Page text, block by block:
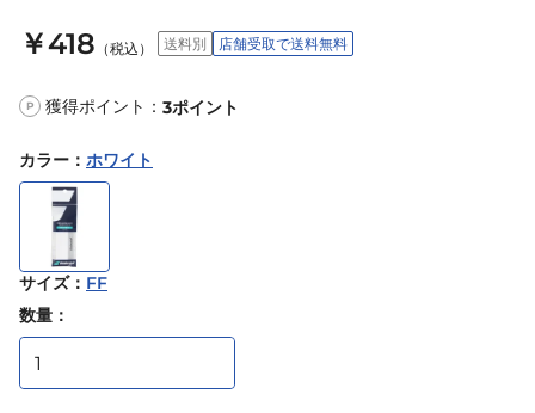
￥418 （税込） 送料別 店舗受取で送料無料
P 獲得ポイント： 3ポイント
カラー ： ホワイト
サイズ： FF
数量：